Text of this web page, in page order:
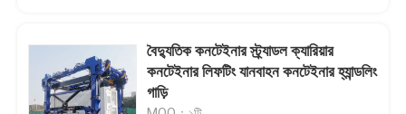
উদ্ধৃতির জন্য আবেদন
কন্টেইনার স্ট্র্যাডল ক্যারিয়ার
বৈদ্যুতিক কনটেইনার স্ট্র্যাডল ক্যারিয়ার
কনটেইনার লিফটিং যানবাহন কনটেইনার হ্যান্ডলিং
গাড়ি